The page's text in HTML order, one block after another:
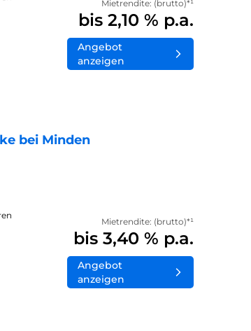
Mietrendite: (brutto)*¹
bis 2,10 % p.a.
Angebot
anzeigen
bei Minden
Mietrendite: (brutto)*¹
bis 3,40 % p.a.
Angebot
anzeigen